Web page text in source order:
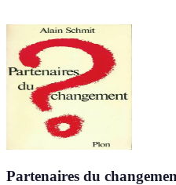
Partenaires du